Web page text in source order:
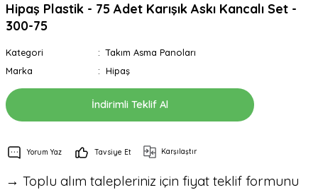
Hipaş Plastik - 75 Adet Karışık Askı Kancalı Set -
300-75
Kategori
Takım Asma Panoları
Marka
Hipaş
İndirimli Teklif Al
Yorum Yaz Tavsiye Et Karşılaştır
→ Toplu alım talepleriniz için fiyat teklif formunu